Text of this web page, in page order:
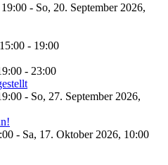
19:00 - So, 20. September 2026,
15:00 - 19:00
- 23:00
- So, 27. September 2026,
- Sa, 17. Oktober 2026, 10:00